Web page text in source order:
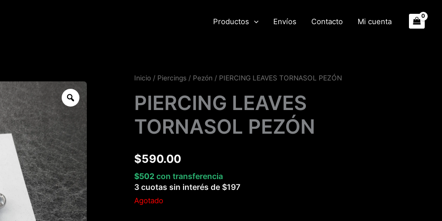
Productos Envíos Contacto Mi cuenta
Zoom
Inicio / Piercings / Pezón / PIERCING LEAVES TORNASOL PEZÓN
PIERCING LEAVES
TORNASOL PEZÓN
$590.00
$502 con transferencia
3 cuotas sin interés de $197
Agotado